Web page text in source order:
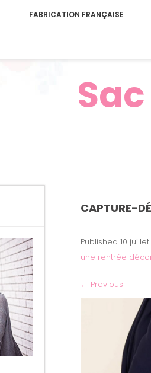
FABRICATION FRANÇAISE
CAPTURE-
Published 10
une rentrée
← Previous